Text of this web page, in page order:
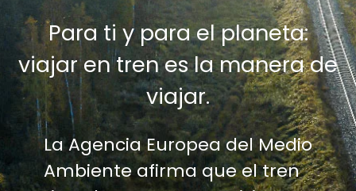
Para ti y para el planeta:
viajar en tren es la manera de
viajar.
La Agencia Europea del Medio
Ambiente afirma que el tren